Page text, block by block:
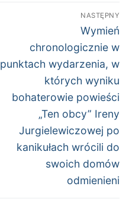
NASTĘPNY
Następny
wpis:
Wymień
chronologicznie w
punktach wydarzenia, w
których wyniku
bohaterowie powieści
„Ten obcy” Ireny
Jurgielewiczowej po
kanikułach wrócili do
swoich domów
odmienieni